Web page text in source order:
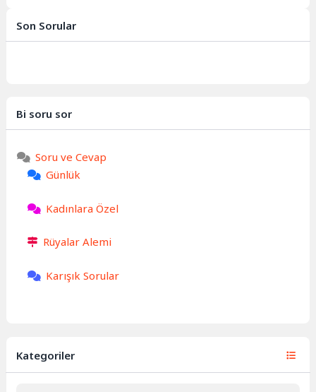
Son Sorular
Bi soru sor
Soru ve Cevap
Günlük
Kadınlara Özel
Rüyalar Alemi
Karışık Sorular
Kategoriler